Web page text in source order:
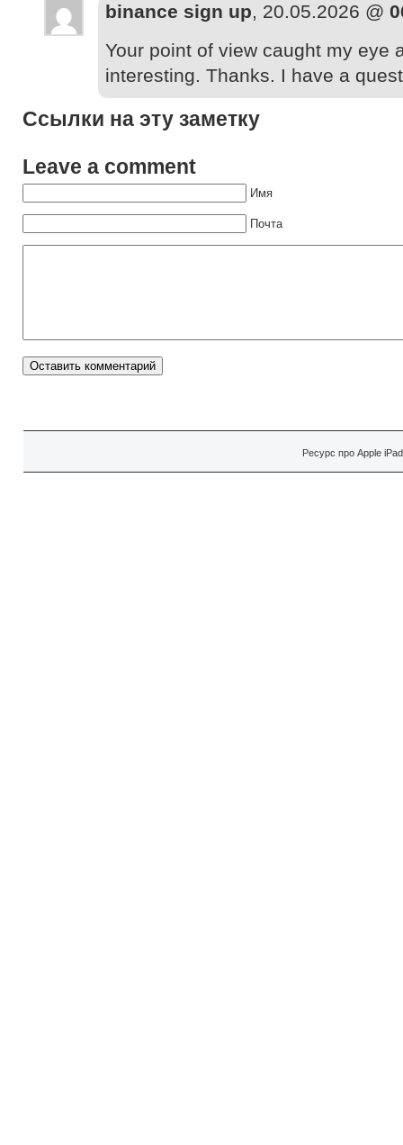
binance sign up, 20.05.2026 @
Your point of view caught my eye
interesting. Thanks. I have a
Ссылки на эту заметку
Leave a comment
Имя
Почта
Ресурс про Apple